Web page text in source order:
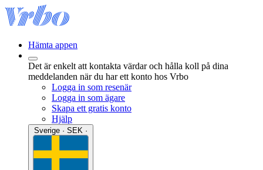
Hämta appen
Det är enkelt att kontakta värdar och hålla koll på dina
meddelanden när du har ett konto hos Vrbo
Logga in som resenär
Logga in som ägare
Skapa ett gratis konto
Hjälp